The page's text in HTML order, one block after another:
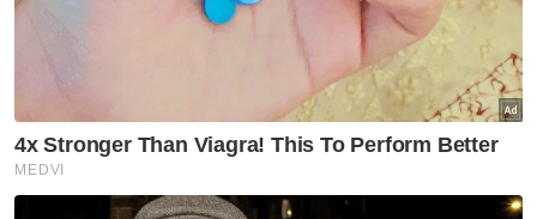
Berita Telus & Tulus menerusi E-Mel setiap
hari!